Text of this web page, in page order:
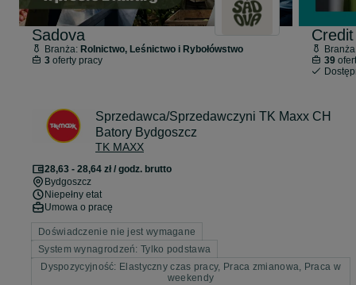
Sadova
Branża: Rolnictwo, Leśnictwo i Rybołówstwo
3oferty pracy
39
Sprzedawca/Sprzedawczyni TK Maxx CH
Batory Bydgoszcz
TK MAXX
28,63 - 28,64 zł / godz. brutto
Bydgoszcz
Niepełny etat
Umowa o pracę
Doświadczenie nie jest wymagane
System wynagrodzeń: Tylko podstawa
Dyspozycyjność: Elastyczny czas pracy, Praca zmianowa, Praca w
weekendy